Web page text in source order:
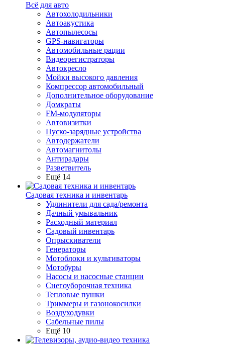
Всё для авто
Автохолодильники
Автоакустика
Автопылесосы
GPS-навигаторы
Автомобильные рации
Видеорегистраторы
Автокресло
Мойки высокого давления
Компрессор автомобильный
Дополнительное оборудование
Домкраты
FM-модуляторы
Автовизитки
Пуско-зарядные устройства
Автодержатели
Автомагнитолы
Антирадары
Разветвитель
Ещё 14
Садовая техника и инвентарь
Удлинители для сада/ремонта
Дачный умывальник
Расходный материал
Садовый инвентарь
Опрыскиватели
Генераторы
Мотоблоки и культиваторы
Мотобуры
Насосы и насосные станции
Снегоуборочная техника
Тепловые пушки
Триммеры и газонокосилки
Воздуходувки
Сабельные пилы
Ещё 10